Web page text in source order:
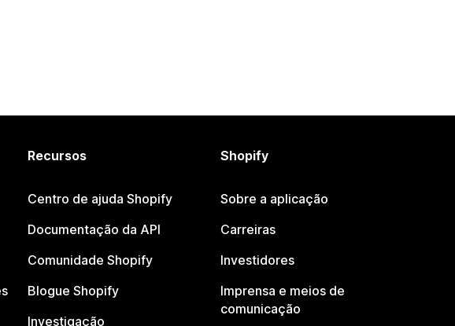
Recursos
Centro de ajuda Shopify
Documentação da API
Comunidade Shopify
Blogue Shopify
Investigação
Shopify
Sobre a aplicação
Carreiras
Investidores
Imprensa e meios de
comunicação